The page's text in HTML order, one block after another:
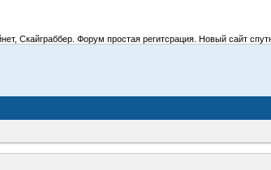
Скайграббер. Форум простая регитсрация. Новый сайт